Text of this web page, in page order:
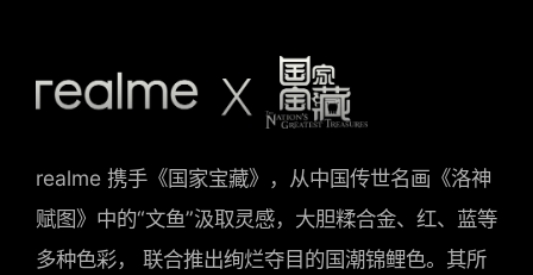
realme 携手《国家宝藏》，从中国传世名画《洛神
赋图》中的“文鱼”汲取灵感，大胆糅合金、红、蓝等
多种色彩， 联合推出绚烂夺目的国潮锦鲤色。其所